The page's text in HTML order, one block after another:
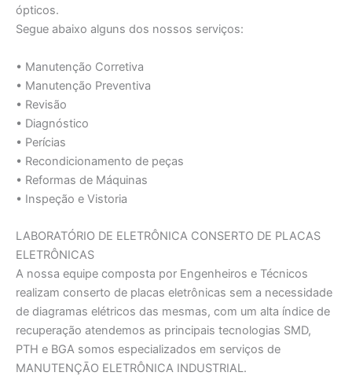
ópticos.
Segue abaixo alguns dos nossos serviços:
• Manutenção Corretiva
• Manutenção Preventiva
• Revisão
• Diagnóstico
• Perícias
• Recondicionamento de peças
• Reformas de Máquinas
• Inspeção e Vistoria
LABORATÓRIO DE ELETRÔNICA CONSERTO DE PLACAS
ELETRÔNICAS
A nossa equipe composta por Engenheiros e Técnicos
realizam conserto de placas eletrônicas sem a necessidade
de diagramas elétricos das mesmas, com um alta índice de
recuperação atendemos as principais tecnologias SMD,
PTH e BGA somos especializados em serviços de
MANUTENÇĀO ELETRÔNICA INDUSTRIAL.